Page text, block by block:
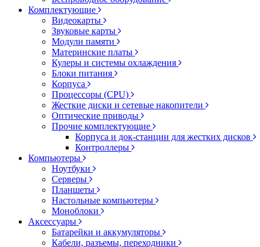
Комплектующие
Видеокарты
Звуковые карты
Модули памяти
Материнские платы
Кулеры и системы охлаждения
Блоки питания
Корпуса
Процессоры (CPU)
Жесткие диски и сетевые накопители
Оптические приводы
Прочие комплектующие
Корпуса и док-станции для жестких дисков
Контроллеры
Компьютеры
Ноутбуки
Серверы
Планшеты
Настольные компьютеры
Моноблоки
Аксессуары
Батарейки и аккумуляторы
Кабели, разъемы, переходники